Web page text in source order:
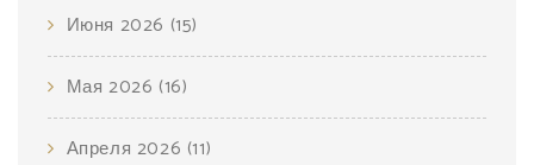
Июня 2026 (15)
Мая 2026 (16)
Апреля 2026 (11)